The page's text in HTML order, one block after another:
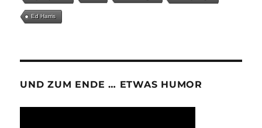
Ed Harris
UND ZUM ENDE … ETWAS HUMOR